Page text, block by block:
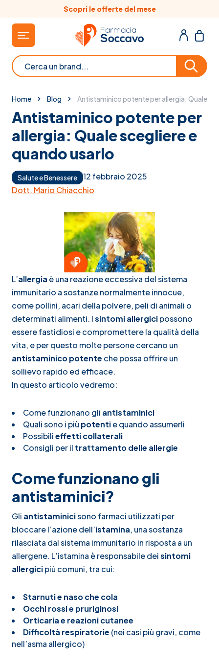
Salta al contenutoScopri le offerte del mese
Cerca
Home Blog Antistaminico potente per allergia: Quale
Antistaminico potente per
allergia: Quale scegliere e
quando usarlo
Salute e Benessere
12 febbraio 2025
Dott. Mario Chiacchio
L’allergia è una reazione eccessiva del sistema
immunitario a sostanze normalmente innocue,
come pollini, acari della polvere, peli di animali o
determinati alimenti. Isintomi allergicipossono
essere fastidiosi e compromettere la qualità della
vita, e per questo molte persone cercano un
antistaminico potente che possa offrire un
sollievo rapido ed efficace.
In questo articolo vedremo:
Come funzionano gli antistaminici
Quali sono i più potentie quando assumerli
Possibilieffetti collaterali
Consigli per il trattamento delle allergie
Come funzionano gli
antistaminici?
Gli antistaminicisono farmaci utilizzati per
bloccare l’azione dell’istamina, una sostanza
rilasciata dal sistema immunitario in risposta a un
allergene. L’istamina è responsabile deisintomi
allergicipiù comuni, tra cui:
Starnuti e naso che cola
Occhi rossi e pruriginosi
Orticaria e reazioni cutanee
Difficoltà respiratorie (nei casi più gravi, come
nell’asma allergico)